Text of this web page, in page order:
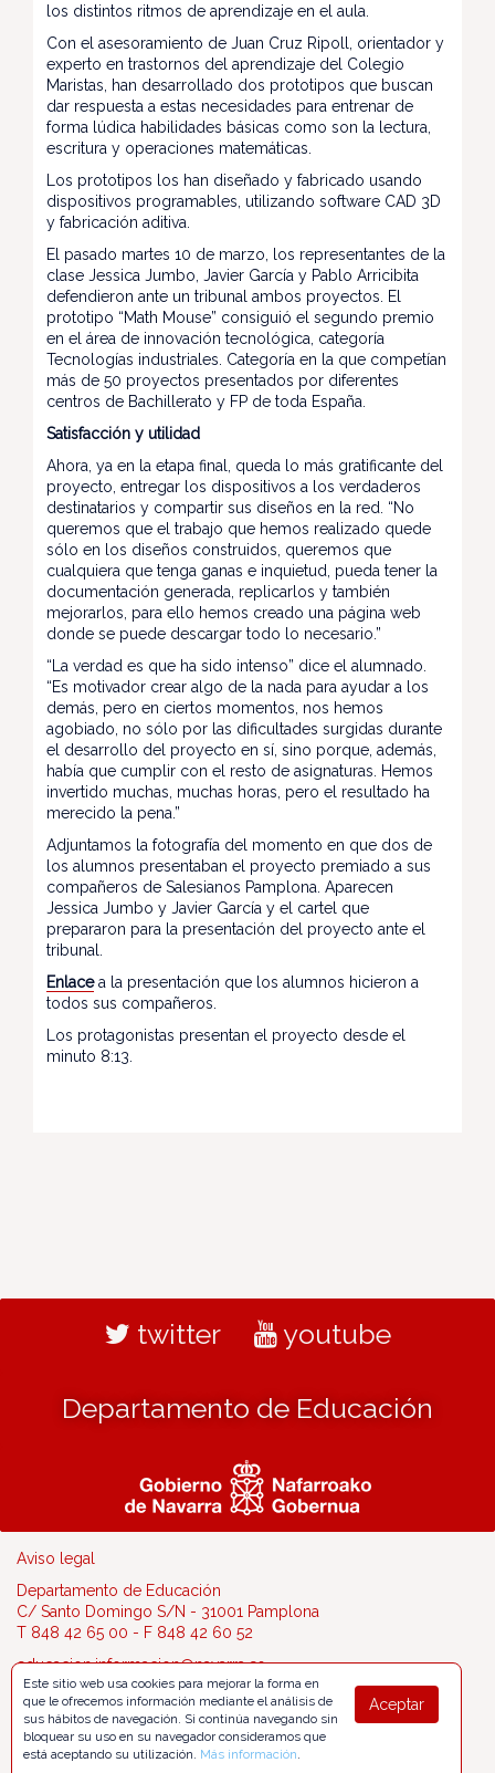
los distintos ritmos de aprendizaje en el aula.
Con el asesoramiento de Juan Cruz Ripoll, orientador y
experto en trastornos del aprendizaje del Colegio
Maristas, han desarrollado dos prototipos que buscan
dar respuesta a estas necesidades para entrenar de
forma lúdica habilidades básicas como son la lectura,
escritura y operaciones matemáticas.
Los prototipos los han diseñado y fabricado usando
dispositivos programables, utilizando software CAD 3D
y fabricación aditiva.
El pasado martes 10 de marzo, los representantes de la
clase Jessica Jumbo, Javier García y Pablo Arricibita
defendieron ante un tribunal ambos proyectos. El
prototipo “Math Mouse” consiguió el segundo premio
en el área de innovación tecnológica, categoría
Tecnologías industriales. Categoría en la que competían
más de 50 proyectos presentados por diferentes
centros de Bachillerato y FP de toda España.
Satisfacción y utilidad
Ahora, ya en la etapa final, queda lo más gratificante del
proyecto, entregar los dispositivos a los verdaderos
destinatarios y compartir sus diseños en la red. “No
queremos que el trabajo que hemos realizado quede
sólo en los diseños construidos, queremos que
cualquiera que tenga ganas e inquietud, pueda tener la
documentación generada, replicarlos y también
mejorarlos, para ello hemos creado una página web
donde se puede descargar todo lo necesario.”
“La verdad es que ha sido intenso” dice el alumnado.
“Es motivador crear algo de la nada para ayudar a los
demás, pero en ciertos momentos, nos hemos
agobiado, no sólo por las dificultades surgidas durante
el desarrollo del proyecto en sí, sino porque, además,
había que cumplir con el resto de asignaturas. Hemos
invertido muchas, muchas horas, pero el resultado ha
merecido la pena.”
Adjuntamos la fotografía del momento en que dos de
los alumnos presentaban el proyecto premiado a sus
compañeros de Salesianos Pamplona. Aparecen
Jessica Jumbo y Javier García y el cartel que
prepararon para la presentación del proyecto ante el
tribunal.
Enlace a la presentación que los alumnos hicieron a
todos sus compañeros.
Los protagonistas presentan el proyecto desde el
minuto 8:13.
twitter youtube
Departamento de Educación
Aviso legal
Departamento de Educación
C/ Santo Domingo S/N - 31001 Pamplona
T 848 42 65 00 - F 848 42 60 52
educacion.informacion@navarra.es
Aceptar
Este sitio web usa cookies para mejorar la forma en
que le ofrecemos información mediante el análisis de
sus hábitos de navegación. Si continúa navegando sin
bloquear su uso en su navegador consideramos que
está aceptando su utilización. Más información.